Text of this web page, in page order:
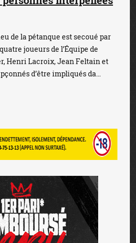
de la pétanque est secoué par
joueurs de l’Équipe de
Henri Lacroix, Jean Feltain et
d’être impliqués da...